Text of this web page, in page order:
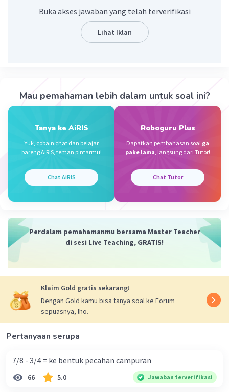
Desember adalah 365 hari. Namun, pada tahun
kabisat ada 366 hari karena Februari terdiri dari
Dita C Level 70
21 November 2023 06:25
Jumlah hari dalam kalender dari Januari sampai
Iklan
Nanda R Community Level 89
Tahun kabisat terjadi empat tahun sekali. Setiap
empat tahun, Februari memiliki 29 hari, bukan 28
Pada tahun biasa, jumlah hari dalam kalender
Namun, pada tahun kabisat ada 366 hari karena
Februari terdiri dari 29 hari.
Buka akses jawaban yang telah terverifikasi
Lihat Iklan
Mau pemahaman lebih dalam untuk soal ini?
Tanya ke AiRIS
Yuk, cobain chat dan belajar
bareng AiRIS, teman pintarmu!
Chat AiRIS
Roboguru Plus
Dapatkan pembahasan soal ga
pake lama, langsung dari Tutor!
Chat Tutor
Perdalam pemahamanmu bersama Master Teacher
di sesi Live Teaching, GRATIS!
Klaim Gold gratis sekarang!
Dengan Gold kamu bisa tanya soal ke Forum
sepuasnya, lho.
Pertanyaan serupa
7/8 - 3/4 = ke bentuk pecahan campuran
66 5.0 Jawaban terverifikasi